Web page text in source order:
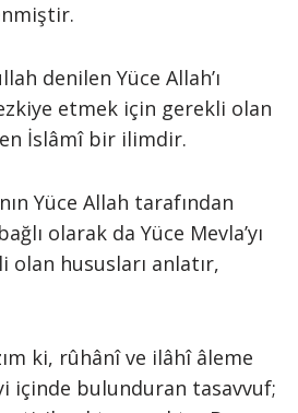
denilen Yüce Allah’ı
etmek için gerekli olan
İslâmî bir ilimdir.
Yüce Allah tarafından
olarak da Yüce Mevla’yı
olan hususları anlatır,
ki, rûhânî ve ilâhî âleme
içinde bulunduran tasavvuf;